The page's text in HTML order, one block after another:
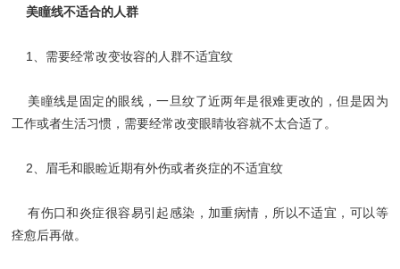
美瞳线不适合的人群
1、需要经常改变妆容的人群不适宜纹
美瞳线是固定的眼线，一旦纹了近两年是很难更改的，但是因为
工作或者生活习惯，需要经常改变眼睛妆容就不太合适了。
2、眉毛和眼睑近期有外伤或者炎症的不适宜纹
有伤口和炎症很容易引起感染，加重病情，所以不适宜，可以等
痊愈后再做。